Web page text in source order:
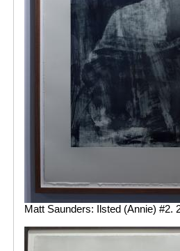
Matt Saunders: Ilsted (Annie) #2.